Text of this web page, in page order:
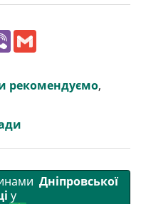
V
r l
рекомендуємо,
Дніпровської
у